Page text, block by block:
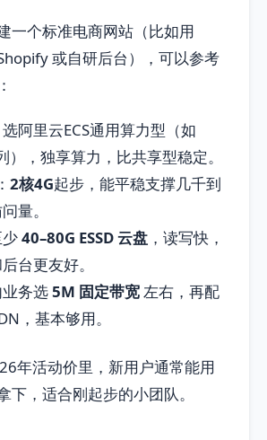
一个标准电商网站（比如用
或自研后台），可以参考
选阿里云ECS通用算力型（如
），独享算力，比共享型稳定。
： 2核4G起步，能平稳支撑几千到
量。
少40–80G ESSD 云盘 ，读写快，
台更友好。
业务选5M 固定带宽左右，再配
，基本够用。
年活动价里，新用户通常能用
下，适合刚起步的小团队。